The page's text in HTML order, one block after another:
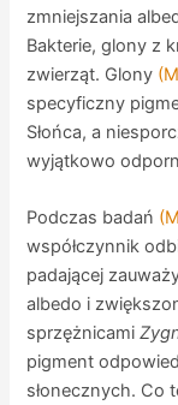
zmniejszania
Bakterie, glony z
zwierząt. Glony
specyficzny
Słońca, a
wyjątkowo
Podczas badań
współczynnik
padającej
albedo i
sprzężnicami
pigment
słonecznych. Co